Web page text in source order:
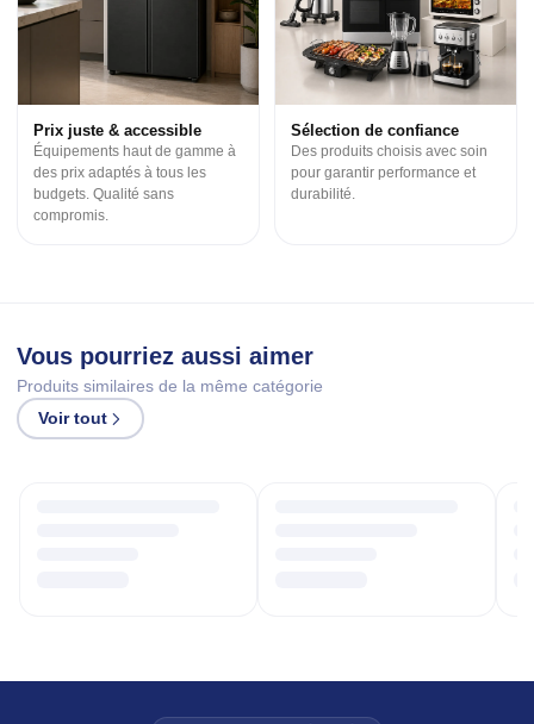
Prix juste & accessible
Équipements haut de gamme à
des prix adaptés à tous les
budgets. Qualité sans
compromis.
Sélection de confiance
Des produits choisis avec soin
pour garantir performance et
durabilité.
Vous pourriez aussi aimer
Produits similaires de la même catégorie
Voir tout